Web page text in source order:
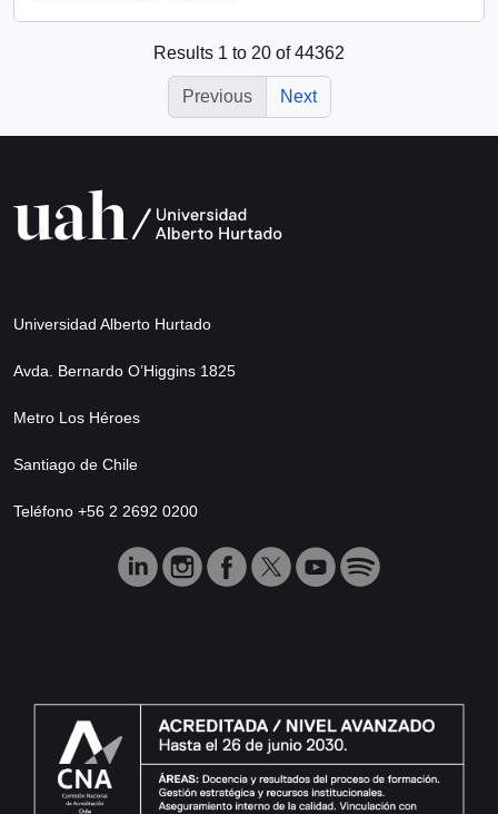
Results 1 to 20 of 44362
Previous Next
Universidad Alberto Hurtado
Avda. Bernardo O’Higgins 1825
Metro Los Héroes
Santiago de Chile
Teléfono +56 2 2692 0200